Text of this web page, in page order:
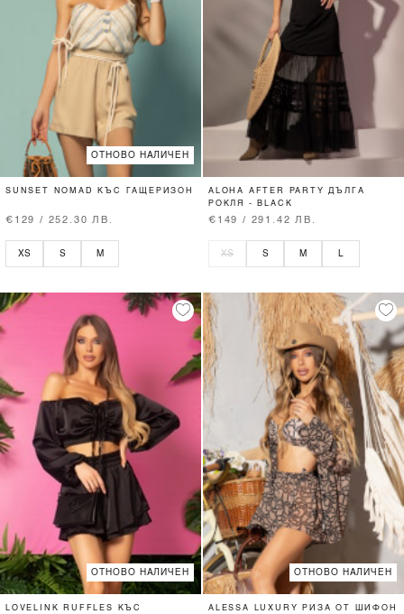
ОТНОВО НАЛИЧЕН
SUNSET NOMAD КЪС ГАЩЕРИЗОН
€129 / 252.30 ЛВ.
XS S M
ALOHA AFTER PARTY ДЪЛГА
РОКЛЯ - BLACK
€149 / 291.42 ЛВ.
XS S M
ОТНОВО НАЛИЧЕН
LOVELINK RUFFLES КЪС
ОТНОВО НАЛИЧЕН
ALESSA LUXURY РИЗА ОТ ШИФОН